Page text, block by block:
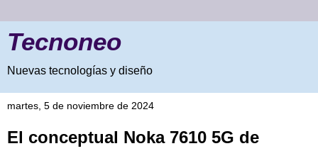
Tecnoneo
Nuevas tecnologías y diseño
martes, 5 de noviembre de 2024
El conceptual Noka 7610 5G de